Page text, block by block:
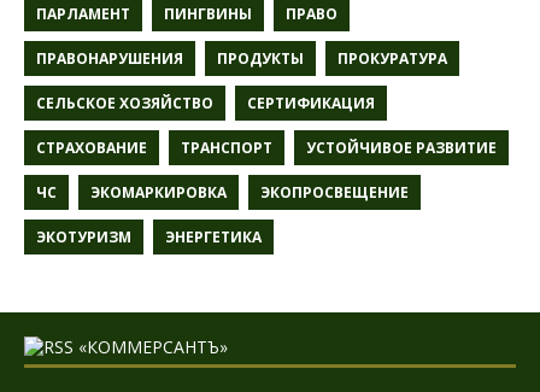
ПАРЛАМЕНТ ПИНГВИНЫ ПРАВО
ПРАВОНАРУШЕНИЯ ПРОДУКТЫ ПРОКУРАТУРА
СЕЛЬСКОЕ ХОЗЯЙСТВО СЕРТИФИКАЦИЯ
СТРАХОВАНИЕ ТРАНСПОРТ УСТОЙЧИВОЕ РАЗВИТИЕ
ЧС ЭКОМАРКИРОВКА ЭКОПРОСВЕЩЕНИЕ
ЭКОТУРИЗМ ЭНЕРГЕТИКА
«КОММЕРСАНТЪ»